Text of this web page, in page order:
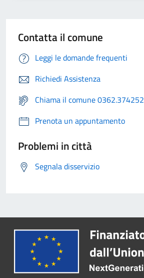
Contatta il comune
Leggi le domande frequenti
Richiedi Assistenza
Chiama il comune 0362.374252
Prenota un appuntamento
Problemi in città
Segnala disservizio